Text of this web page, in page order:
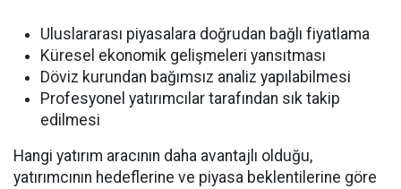
Uluslararası piyasalara doğrudan bağlı fiyatlama
Küresel ekonomik gelişmeleri yansıtması
Döviz kurundan bağımsız analiz yapılabilmesi
Profesyonel yatırımcılar tarafından sık takip
edilmesi
Hangi yatırım aracının daha avantajlı olduğu,
yatırımcının hedeflerine ve piyasa beklentilerine göre